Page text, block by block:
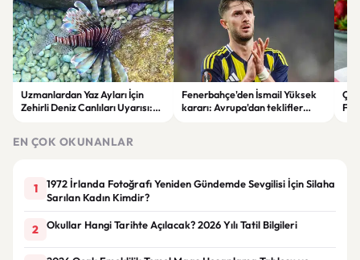
Uzmanlardan Yaz Ayları İçin
Zehirli Deniz Canlıları Uyarısı:
Fenerbahçe'den İsmail Yüksek
kararı: Avrupa'dan teklifler
EN ÇOK OKUNANLAR
1
1972 İrlanda Fotoğrafı Yeniden Gündemde Sevgilisi İçin Silaha
Sarılan Kadın Kimdir?
2 Okullar Hangi Tarihte Açılacak? 2026 Yılı Tatil Bilgileri